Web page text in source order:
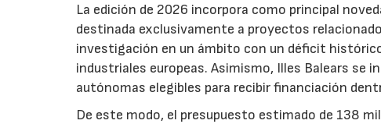
La edición de 2026 incorpora como principal
destinada exclusivamente a proyectos
investigación en un ámbito con un déficit
industriales europeas. Asimismo, Illes Balears se
autónomas elegibles para recibir financiación
De este modo, el presupuesto estimado de 138